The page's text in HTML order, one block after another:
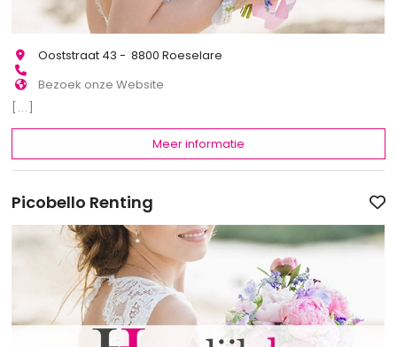
Ooststraat 43 - 8800 Roeselare
Bezoek onze Website
[...]
Meer informatie
Picobello Renting